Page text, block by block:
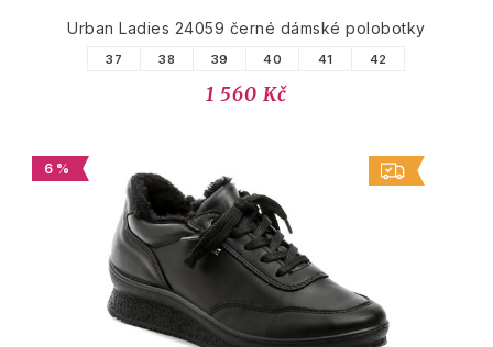
Urban Ladies 24059 černé dámské polobotky
37 38 39 40 41 42
1 560 Kč
6 %